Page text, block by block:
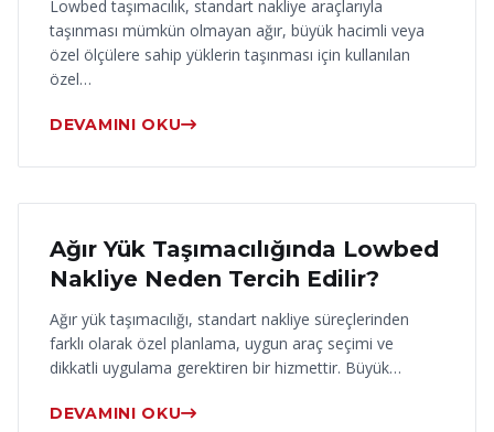
Lowbed taşımacılık, standart nakliye araçlarıyla
taşınması mümkün olmayan ağır, büyük hacimli veya
özel ölçülere sahip yüklerin taşınması için kullanılan
özel…
DEVAMINI OKU
17 Haziran 2026
Ağır Yük Taşımacılığında Lowbed
Nakliye Neden Tercih Edilir?
Ağır yük taşımacılığı, standart nakliye süreçlerinden
farklı olarak özel planlama, uygun araç seçimi ve
dikkatli uygulama gerektiren bir hizmettir. Büyük…
DEVAMINI OKU